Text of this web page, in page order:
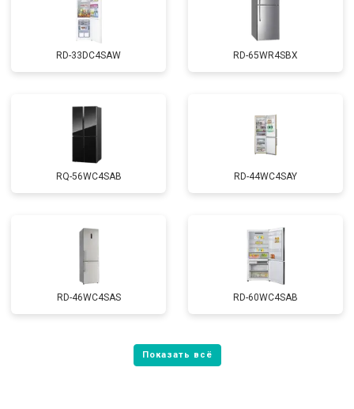
RD-33DC4SAW RD-65WR4SBX
RQ-56WC4SAB RD-44WC4SAY
RD-46WC4SAS RD-60WC4SAB